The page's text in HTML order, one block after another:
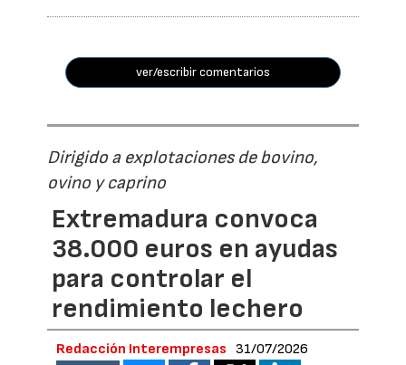
ver/escribir comentarios
Dirigido a explotaciones de bovino,
ovino y caprino
Extremadura convoca
38.000 euros en ayudas
para controlar el
rendimiento lechero
Redacción Interempresas 31/07/2026